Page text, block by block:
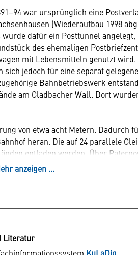
war ursprünglich eine
(Wiederaufbau 1998
dafür ein Posttunnel
des ehemaligen
mit Lebensmitteln genutzt
sich jedoch für eine separat
Bahnbetriebswerk
am Gladbacher Wall. Dort
von etwa acht Metern. Dadurch
heran. Die auf 24 parallele
entladen werden. Über
dann in die unteren
Renaissance gestaltet. Das hohe
anzeigen …
Literatur